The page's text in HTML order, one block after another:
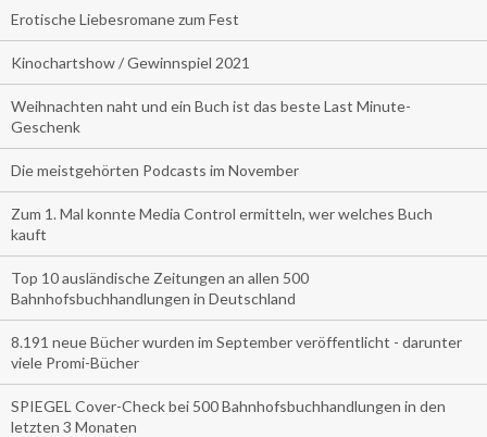
Erotische Liebesromane zum Fest
Kinochartshow / Gewinnspiel 2021
Weihnachten naht und ein Buch ist das beste Last Minute-
Geschenk
Die meistgehörten Podcasts im November
Zum 1. Mal konnte Media Control ermitteln, wer welches Buch
kauft
Top 10 ausländische Zeitungen an allen 500
Bahnhofsbuchhandlungen in Deutschland
8.191 neue Bücher wurden im September veröffentlicht - darunter
viele Promi-Bücher
SPIEGEL Cover-Check bei 500 Bahnhofsbuchhandlungen in den
letzten 3 Monaten